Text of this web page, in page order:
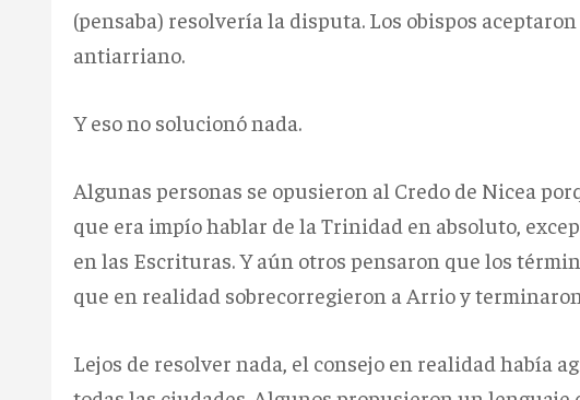
(pensaba) resolvería la disputa. Los obispos
antiarriano.
Y eso no solucionó nada.
Algunas personas se opusieron al Credo de Nicea
que era impío hablar de la Trinidad en absoluto,
en las Escrituras. Y aún otros pensaron que los
que en realidad sobrecorregieron a Arrio y
Lejos de resolver nada, el consejo en realidad había